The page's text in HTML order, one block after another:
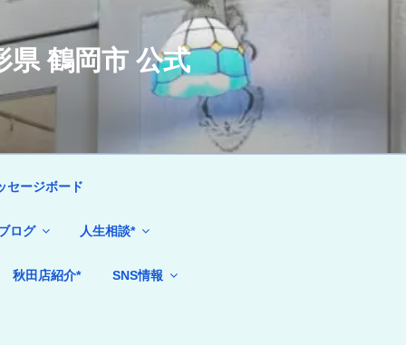
鶴岡市 公式
セージボード
ログ 人生相談*
秋田店紹介* SNS情報